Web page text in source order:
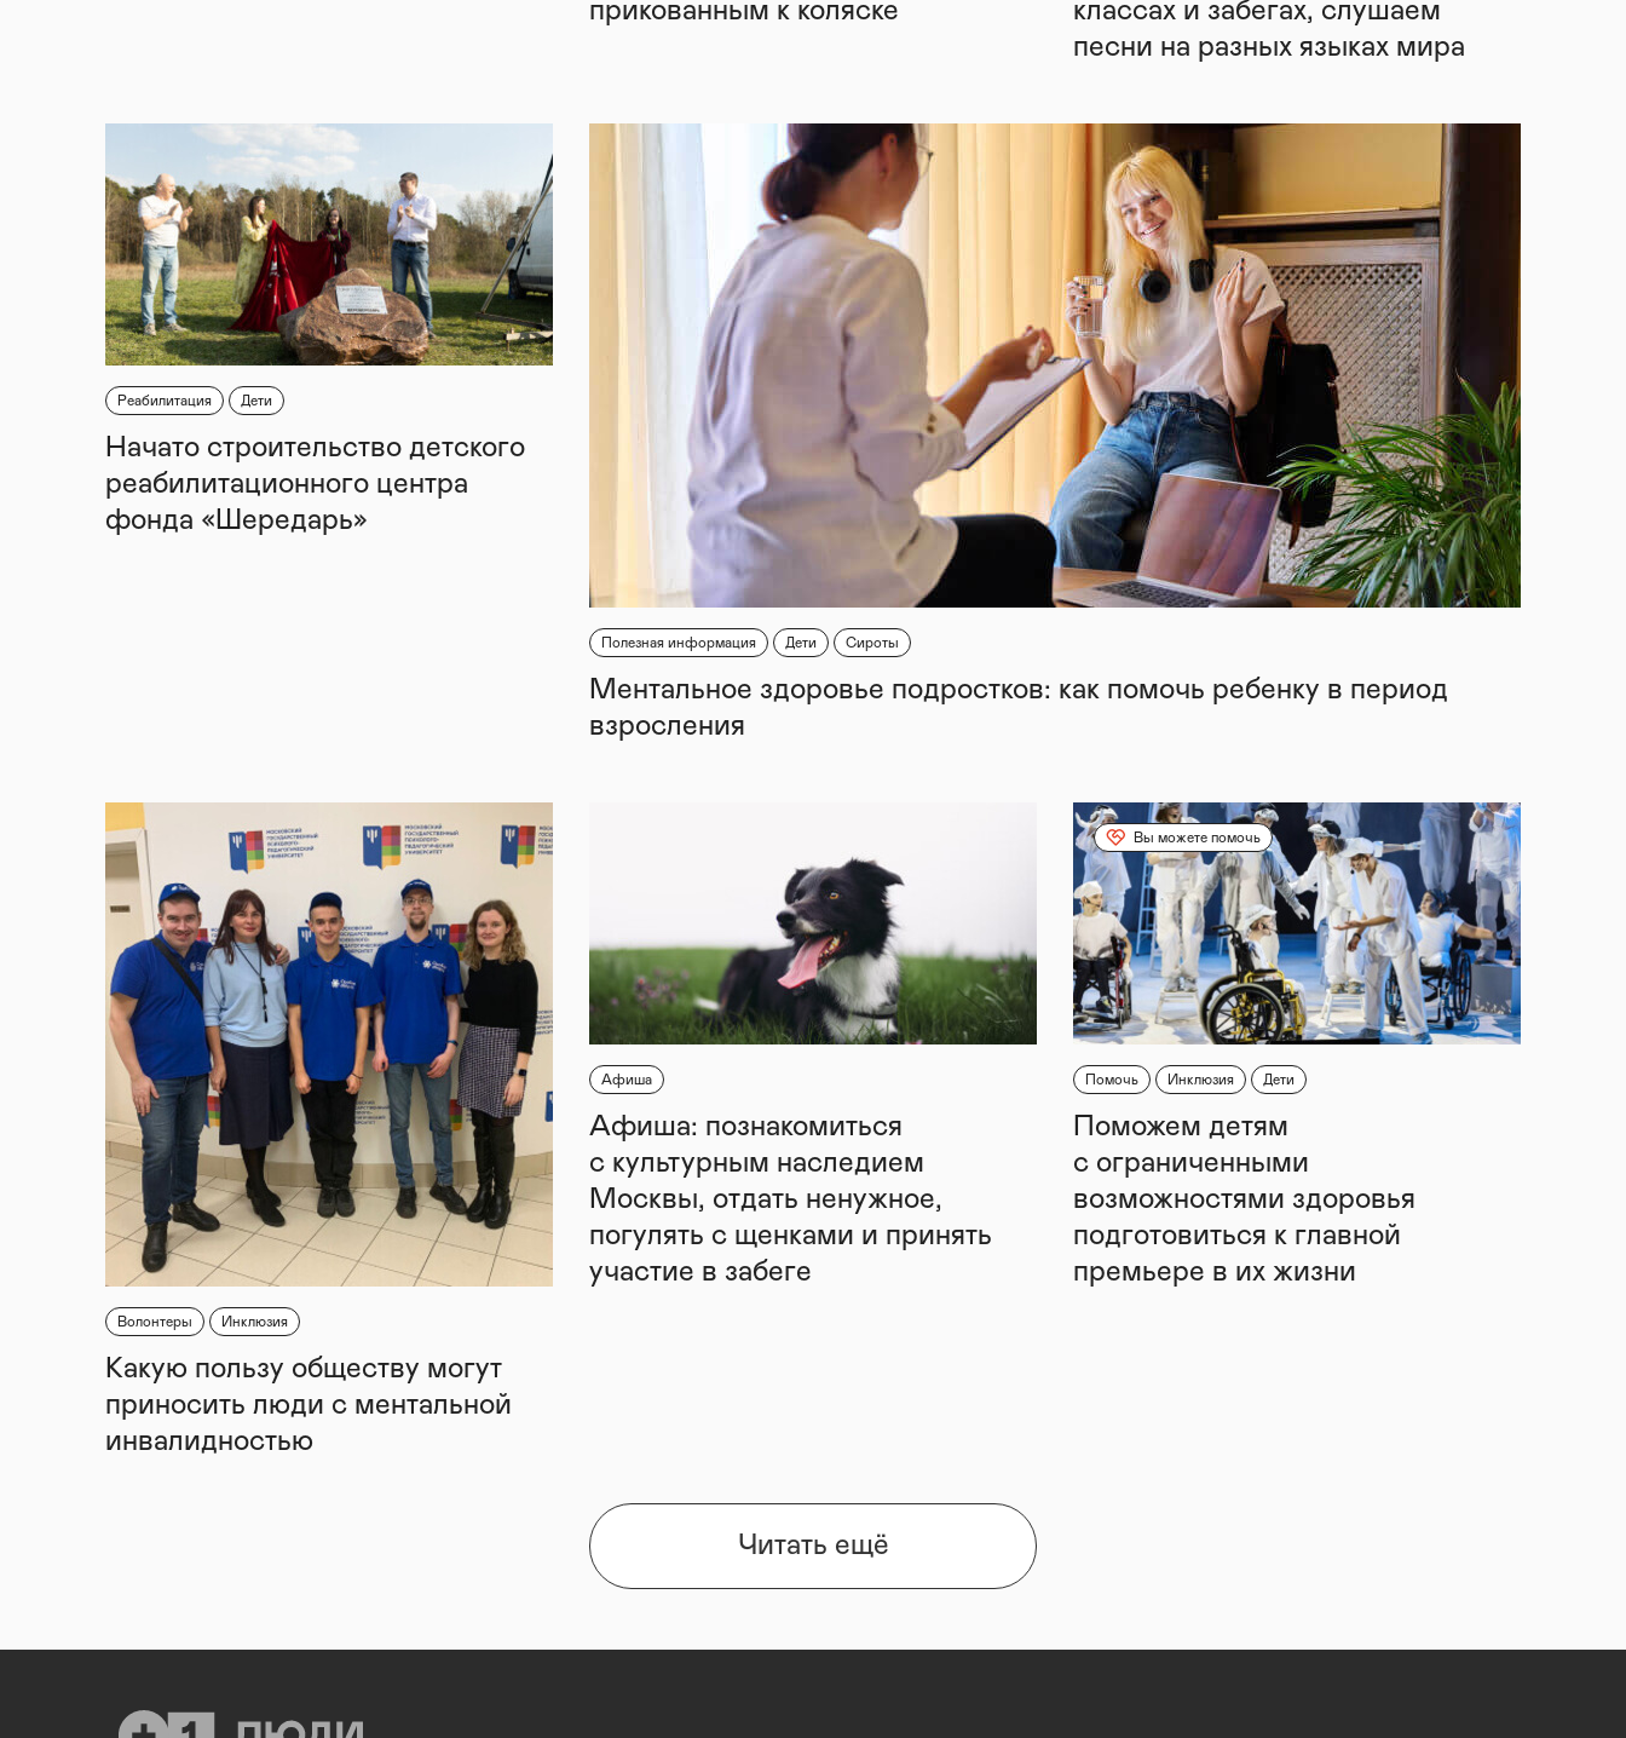
прикованным к коляске
классах и забегах, слушаем
песни на разных языках мира
Реабилитация Дети
Начато строительство детского
реабилитационного центра
фонда «Шередарь»
Полезная информация Дети Сироты
Ментальное здоровье подростков: как помочь ребенку в период
взросления
Волонтеры Инклюзия
Какую пользу обществу могут
приносить люди с ментальной
инвалидностью
Афиша
Афиша: познакомиться
с культурным наследием
Москвы, отдать ненужное,
погулять с щенками и принять
участие в забеге
Вы можете помочь
Помочь Инклюзия Дети
Поможем детям
с ограниченными
возможностями здоровья
подготовиться к главной
премьере в их жизни
Читать ещё